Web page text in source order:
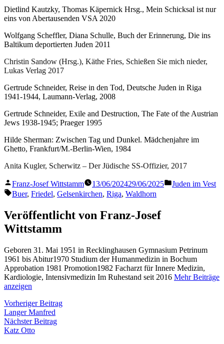
Dietlind Kautzky, Thomas Käpernick Hrsg., Mein Schicksal ist nur
eins von Abertausenden VSA 2020
Wolfgang Scheffler, Diana Schulle, Buch der Erinnerung, Die ins
Baltikum deportierten Juden 2011
Christin Sandow (Hrsg.), Käthe Fries, Schießen Sie mich nieder,
Lukas Verlag 2017
Gertrude Schneider, Reise in den Tod, Deutsche Juden in Riga
1941-1944, Laumann-Verlag, 2008
Gertrude Schneider, Exile and Destruction, The Fate of the Austrian
Jews 1938-1945; Praeger 1995
Hilde Sherman: Zwischen Tag und Dunkel. Mädchenjahre im
Ghetto, Frankfurt/M.-Berlin-Wien, 1984
Anita Kugler, Scherwitz – Der Jüdische SS-Offizier, 2017
Veröffentlicht
von
Franz-Josef Wittstamm 13/06/202429/06/2025
Veröffentlicht
Juden im Vest
Schlagwörter:
Buer, Friedel, Gelsenkirchen, Riga, Waldhorn
Veröffentlicht von Franz-Josef
Wittstamm
Geboren 31. Mai 1951 in Recklinghausen Gymnasium Petrinum
1961 bis Abitur1970 Studium der Humanmedizin in Bochum
Approbation 1981 Promotion1982 Facharzt für Innere Medizin,
Kardiologie, Intensivmedizin Im Ruhestand seit 2016 Mehr Beiträge
anzeigen
Beitragsnavigation
Vorheriger BeitragVorheriger
Langer Manfred
Nächster BeitragNächster
Katz Otto